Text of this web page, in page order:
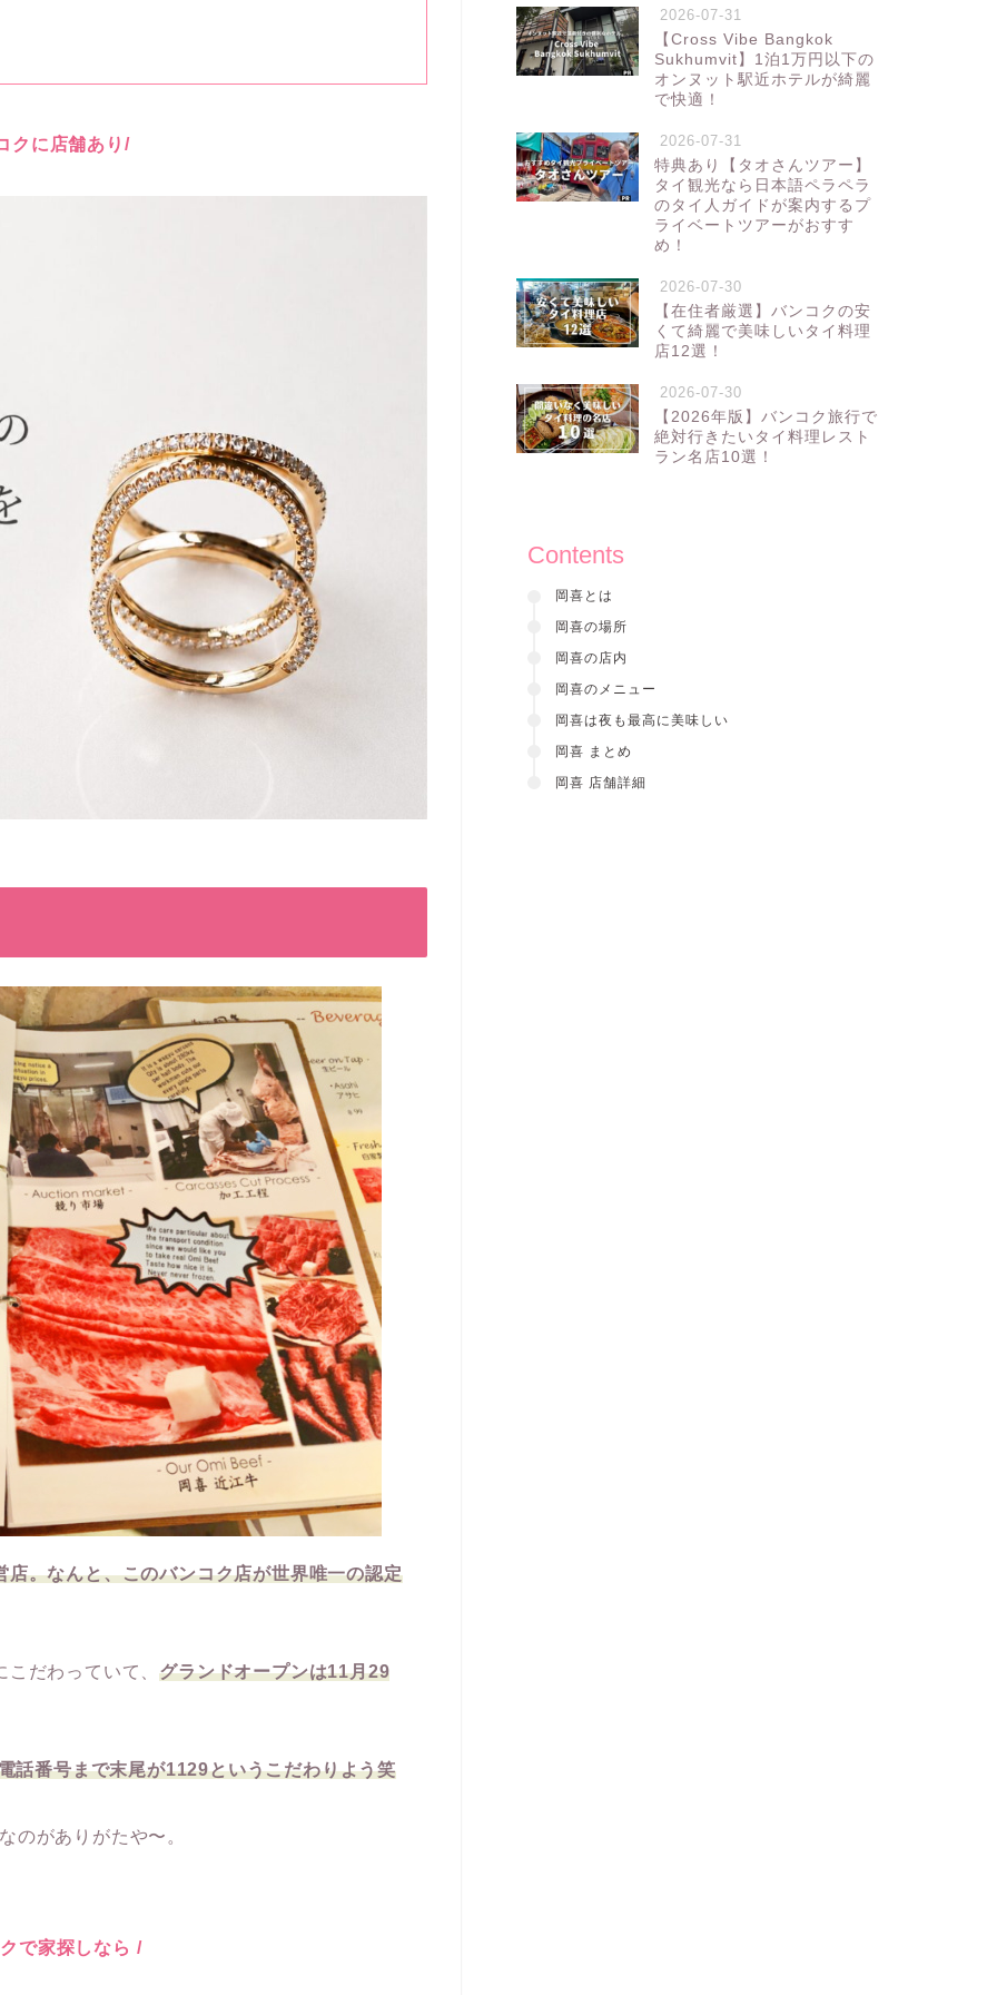
クに店舗あり/
。なんと、このバンコク店が世界唯一の認定
こだわっていて、グランドオープンは11月29
話番号まで末尾が1129というこだわりよう笑
なのがありがたや〜。
で家探しなら /
2026-07-31
【Cross Vibe Bangkok
Sukhumvit】1泊1万円以下の
オンヌット駅近ホテルが綺麗
で快適！
2026-07-31
特典あり【タオさんツアー】
タイ観光なら日本語ペラペラ
のタイ人ガイドが案内するプ
ライベートツアーがおすす
め！
2026-07-30
【在住者厳選】バンコクの安
くて綺麗で美味しいタイ料理
店12選！
2026-07-30
【2026年版】バンコク旅行で
絶対行きたいタイ料理レスト
ラン名店10選！
Contents
岡喜とは
岡喜の場所
岡喜の店内
岡喜のメニュー
岡喜は夜も最高に美味しい
岡喜 まとめ
岡喜 店舗詳細